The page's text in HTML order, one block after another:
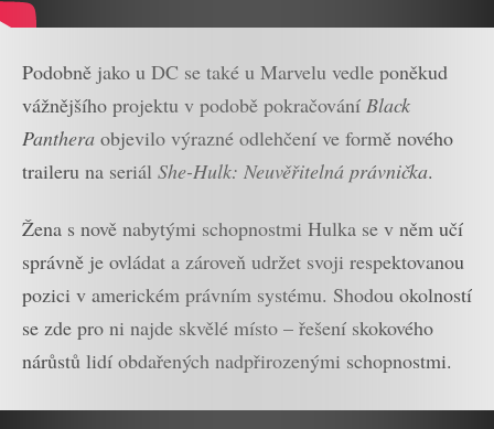
Podobně jako u DC se také u Marvelu vedle poněkud
vážnějšího projektu v podobě pokračování Black
Panthera objevilo výrazné odlehčení ve formě nového
traileru na seriál She-Hulk: Neuvěřitelná právnička.
Žena s nově nabytými schopnostmi Hulka se v něm učí
správně je ovládat a zároveň udržet svoji respektovanou
pozici v americkém právním systému. Shodou okolností
se zde pro ni najde skvělé místo – řešení skokového
nárůstů lidí obdařených nadpřirozenými schopnostmi.